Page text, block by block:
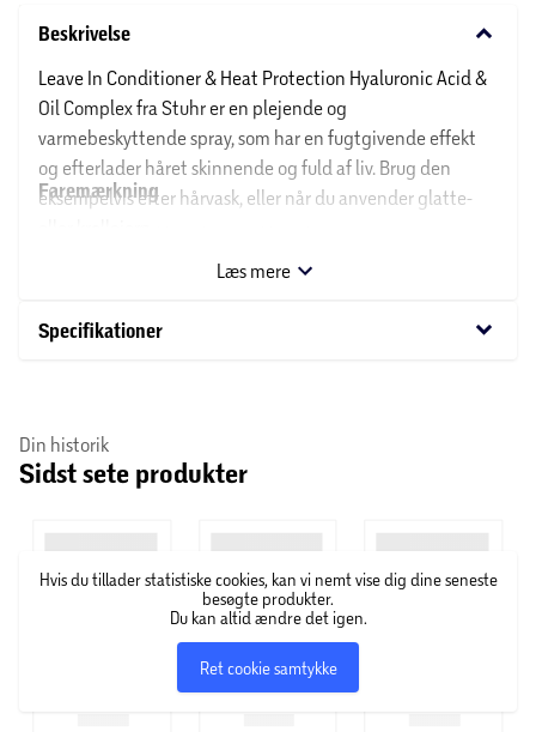
Beskrivelse keyboard_arrow_down
Leave In Conditioner & Heat Protection Hyaluronic Acid &
Oil Complex fra Stuhr er en plejende og
varmebeskyttende spray, som har en fugtgivende effekt
og efterlader håret skinnende og fuld af liv. Brug den
eksempelvis efter hårvask, eller når du anvender glatte-
STUHR er en eksklusiv dansk frisørkæde, som blev startet i
hele verden i de nyeste trends og de seneste teknikker.
Hår- og stylingprodukterne er udviklet i samarbejde med
STUHR’s kreative team for at sikre den høje kvalitet.
Faremærkning
Læs mere
Specifikationer keyboard_arrow_down
Din historik
Sidst sete produkter
Hvis du tillader statistiske cookies, kan vi nemt vise dig dine seneste
besøgte produkter.
Du kan altid ændre det igen.
Ret cookie samtykke